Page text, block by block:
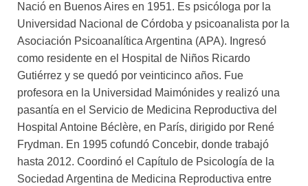
mitos y desdramatizar situaciones dolorosas. Sin
embargo, y esto es aún más fascinante, no es un libro
sólo para esos (esperemos) futuros papás y mamás,
sino también para todos los que deseamos entender de
qué se trata ese prodigio llamado vida.
Diagnósticos, ganas, (in)fertilidades, fecundaciones,
angustias, cigüeñas y laboratorios. Nada queda fuera
de este manual práctico, científico y maravillosamente
escrito para entender de dónde, cómo y cuándo vienen
los bebés. Y por qué, a veces, tardan en llegar.
Nació en Buenos Aires en 1951. Es psicóloga por la
Universidad Nacional de Córdoba y psicoanalista por la
Asociación Psicoanalítica Argentina (APA). Ingresó
como residente en el Hospital de Niños Ricardo
Gutiérrez y se quedó por veinticinco años. Fue
profesora en la Universidad Maimónides y realizó una
pasantía en el Servicio de Medicina Reproductiva del
Hospital Antoine Béclère, en París, dirigido por René
Frydman. En 1995 cofundó Concebir, donde trabajó
hasta 2012. Coordinó el Capítulo de Psicología de la
Sociedad Argentina de Medicina Reproductiva entre